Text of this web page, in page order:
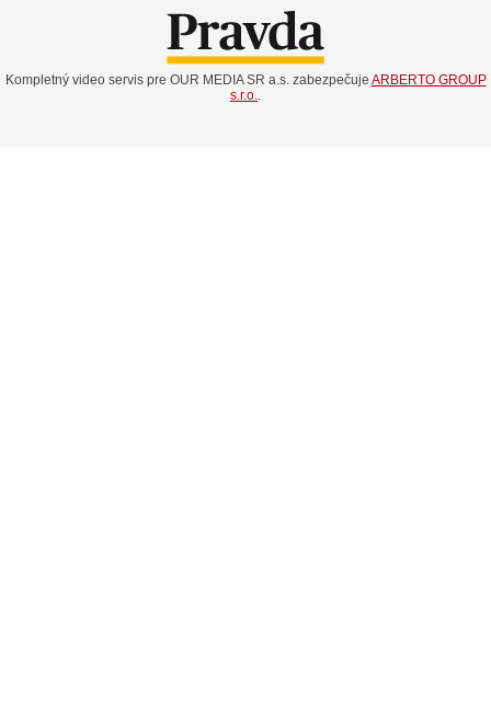
Kompletný video servis pre OUR MEDIA SR a.s. zabezpečuje ARBERTO GROUP
s.r.o.